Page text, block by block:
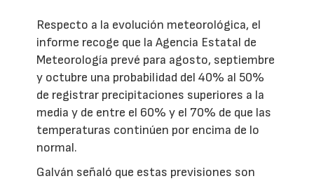
Respecto a la evolución meteorológica, el
informe recoge que la Agencia Estatal de
Meteorología prevé para agosto, septiembre
y octubre una probabilidad del 40% al 50%
de registrar precipitaciones superiores a la
media y de entre el 60% y el 70% de que las
temperaturas continúen por encima de lo
normal.
Galván señaló que estas previsiones son